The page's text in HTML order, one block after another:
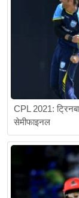
CPL 2021:
सेमीफाइनल